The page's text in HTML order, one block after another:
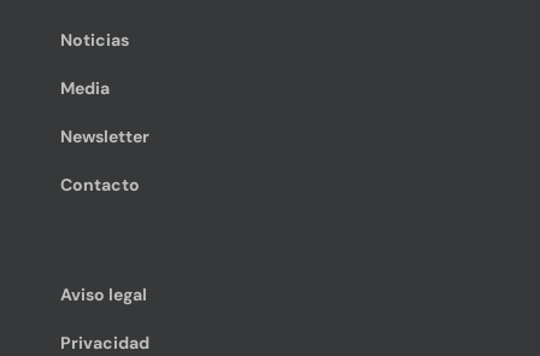
Noticias
Media
Newsletter
Contacto
Aviso legal
Privacidad